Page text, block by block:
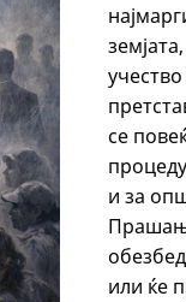
се
и за
или ќе